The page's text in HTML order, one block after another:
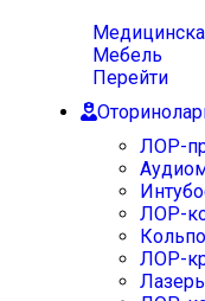
Мебель
Перейти
ЛОР-
ЛОР-
ЛОР-